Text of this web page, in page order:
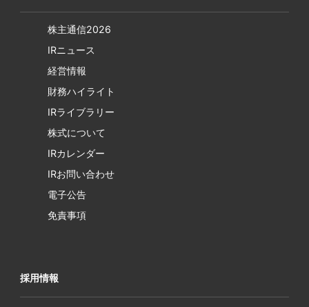
株主通信2026
IRニュース
経営情報
財務ハイライト
IRライブラリー
株式について
IRカレンダー
IRお問い合わせ
電子公告
免責事項
採用情報